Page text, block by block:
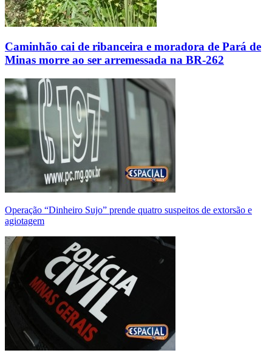
Caminhão cai de ribanceira e moradora de Pará de
Minas morre ao ser arremessada na BR-262
Operação “Dinheiro Sujo” prende quatro suspeitos de extorsão e
agiotagem